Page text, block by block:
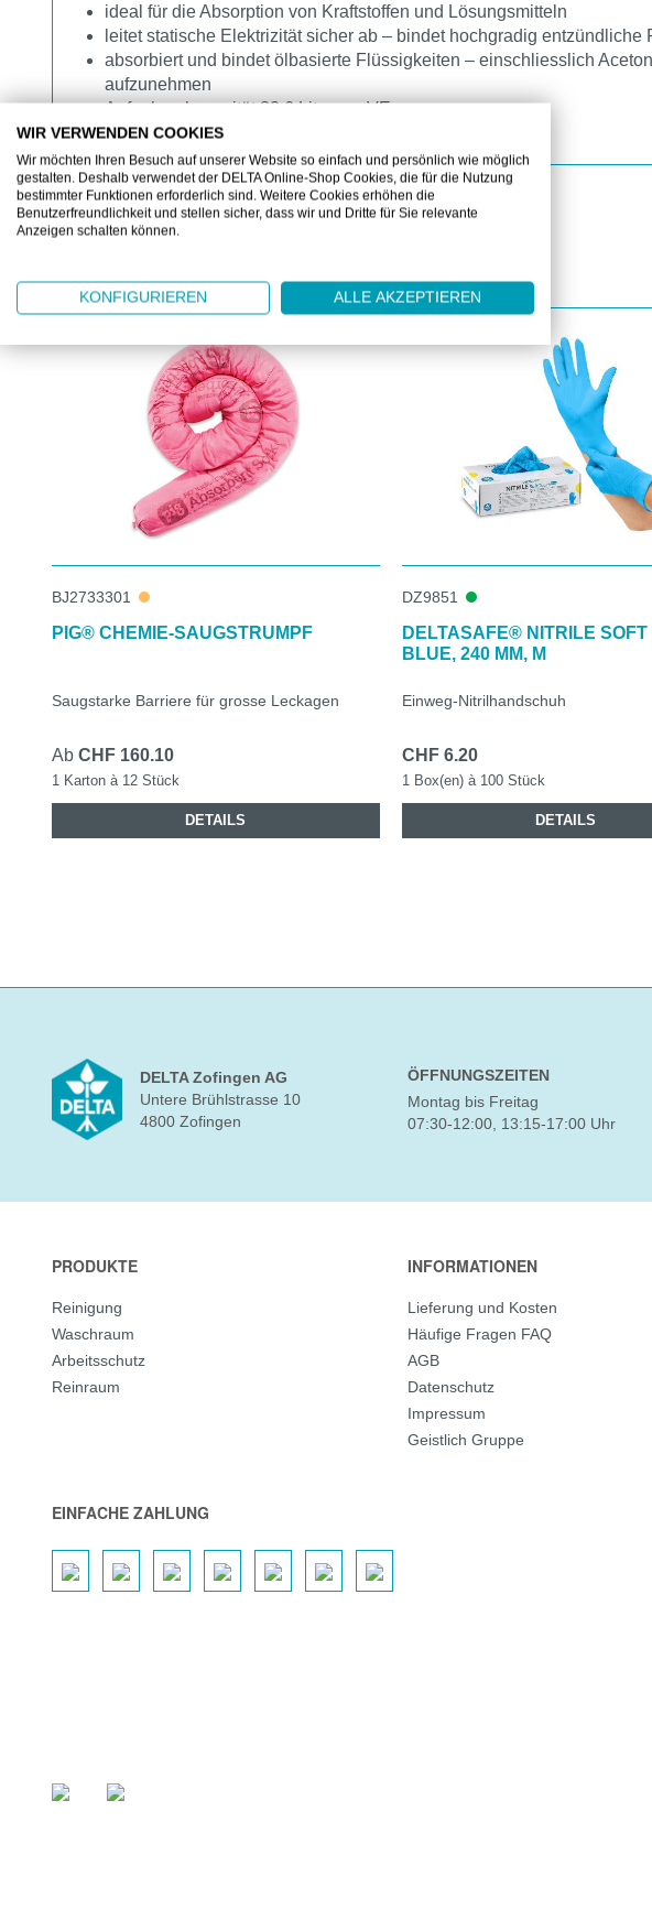
ideal für die Absorption von Kraftstoffen und Lösungsmitteln
leitet statische Elektrizität sicher ab – bindet hochgradig
absorbiert und bindet ölbasierte Flüssigkeiten – einschliesslich
aufzunehmen
Aufnahmekapazität 83.6 Liter pro VE
Produktgalerie überspringen
BJ2733301
PIG® CHEMIE-SAUGSTRUMPF
Saugstarke Barriere für grosse Leckagen
Ab CHF 160.10
1 Karton à 12 Stück
DETAILS
DZ9851
DELTASAFE® NITRILE SOFT
BLUE, 240 MM, M
Einweg-Nitrilhandschuh
CHF 6.20
1 Box(en) à 100 Stück
DETAILS
DELTA Zofingen AG
Untere Brühlstrasse 10
4800 Zofingen
ÖFFNUNGSZEITEN
Montag bis Freitag
07:30-12:00, 13:15-17:00 Uhr
PRODUKTE
Reinigung
Waschraum
Arbeitsschutz
Reinraum
INFORMATIONEN
Lieferung und Kosten
Häufige Fragen FAQ
AGB
Datenschutz
Impressum
Geistlich Gruppe
EINFACHE ZAHLUNG
WIR VERWENDEN COOKIES
Wir möchten Ihren Besuch auf unserer Website so einfach und persönlich wie möglich
gestalten. Deshalb verwendet der DELTA Online-Shop Cookies, die für die Nutzung
bestimmter Funktionen erforderlich sind. Weitere Cookies erhöhen die
Benutzerfreundlichkeit und stellen sicher, dass wir und Dritte für Sie relevante
Anzeigen schalten können.
KONFIGURIEREN ALLE AKZEPTIEREN